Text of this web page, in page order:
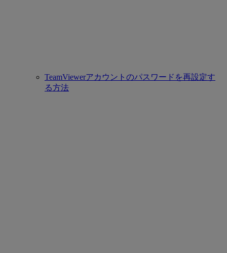
TeamViewerアカウントのパスワードを再設定す
る方法